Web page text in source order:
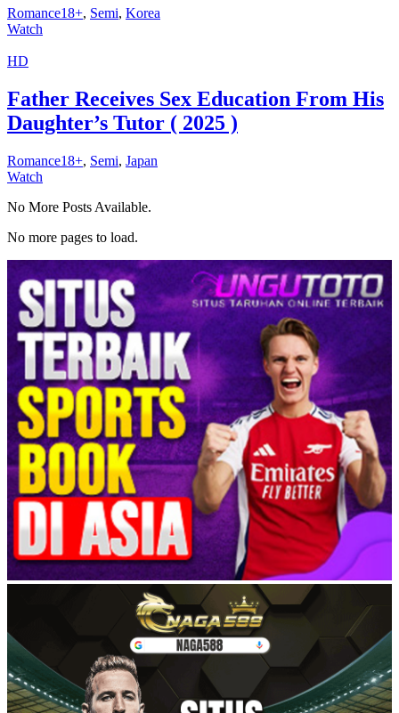
Romance18+, Semi, Korea
Watch
HD
Father Receives Sex Education From His
Daughter’s Tutor ( 2025 )
Romance18+, Semi, Japan
Watch
No More Posts Available.
No more pages to load.